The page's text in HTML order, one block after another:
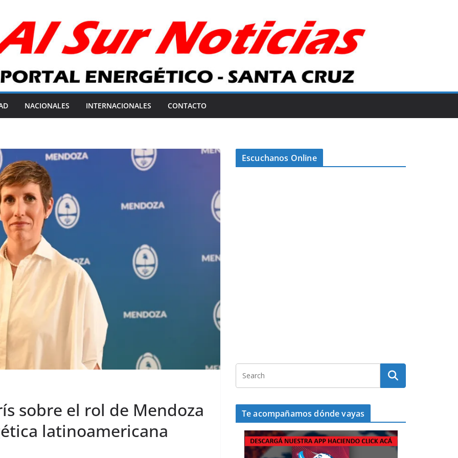
NACIONALES INTERNACIONALES CONTACTO
sobre el rol de Mendoza
latinoamericana
Escuchanos Online
Te acompañamos dónde vayas